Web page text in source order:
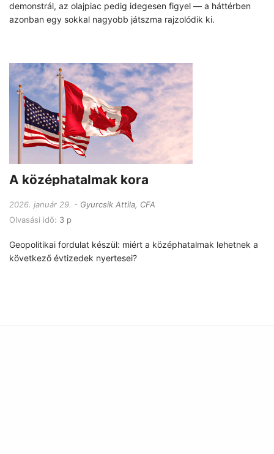
demonstrál, az olajpiac pedig idegesen figyel — a háttérben
azonban egy sokkal nagyobb játszma rajzolódik ki.
A középhatalmak kora
2026. január 29.
Gyurcsik Attila, CFA
Olvasási idő: 3 p
Geopolitikai fordulat készül: miért a középhatalmak lehetnek a
következő évtizedek nyertesei?